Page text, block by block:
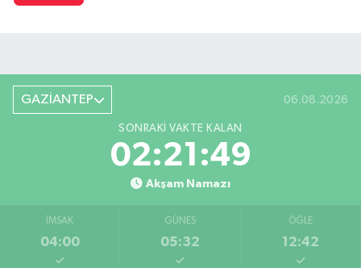
GAZİANTEP 06.08.2026
SONRAKI VAKTE KALAN
02:21:48
Akşam Namazı
İMSAK
04:00
GÜNEŞ
05:32
ÖĞLE
12:42